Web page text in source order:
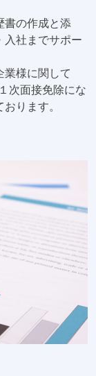
書の作成と添
入社までサポー
業様に関して
次面接免除にな
ります。